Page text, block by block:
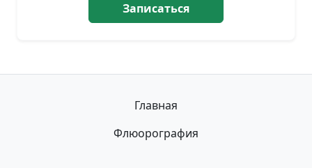
Записаться
Главная
Флюорография